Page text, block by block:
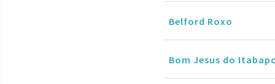
Belford Roxo
Bom Jesus do